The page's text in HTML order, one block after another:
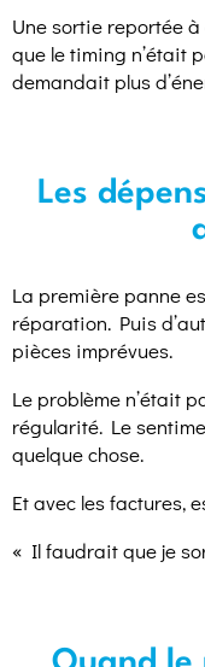
Une sortie reportée
que le timing n’était
demandait plus
Les
La première panne
réparation. Puis
pièces imprévues.
Le problème n’était
régularité. Le
quelque chose.
Et avec les factures,
« Il faudrait que je